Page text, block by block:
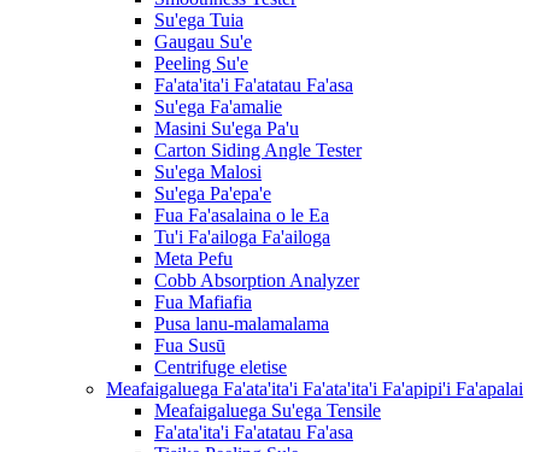
Su'ega Tuia
Gaugau Su'e
Peeling Su'e
Fa'ata'ita'i Fa'atatau Fa'asa
Su'ega Fa'amalie
Masini Su'ega Pa'u
Carton Siding Angle Tester
Su'ega Malosi
Su'ega Pa'epa'e
Fua Fa'asalaina o le Ea
Tu'i Fa'ailoga Fa'ailoga
Meta Pefu
Cobb Absorption Analyzer
Fua Mafiafia
Pusa lanu-malamalama
Fua Susū
Centrifuge eletise
Meafaigaluega Fa'ata'ita'i Fa'ata'ita'i Fa'apipi'i Fa'apalai
Meafaigaluega Su'ega Tensile
Fa'ata'ita'i Fa'atatau Fa'asa